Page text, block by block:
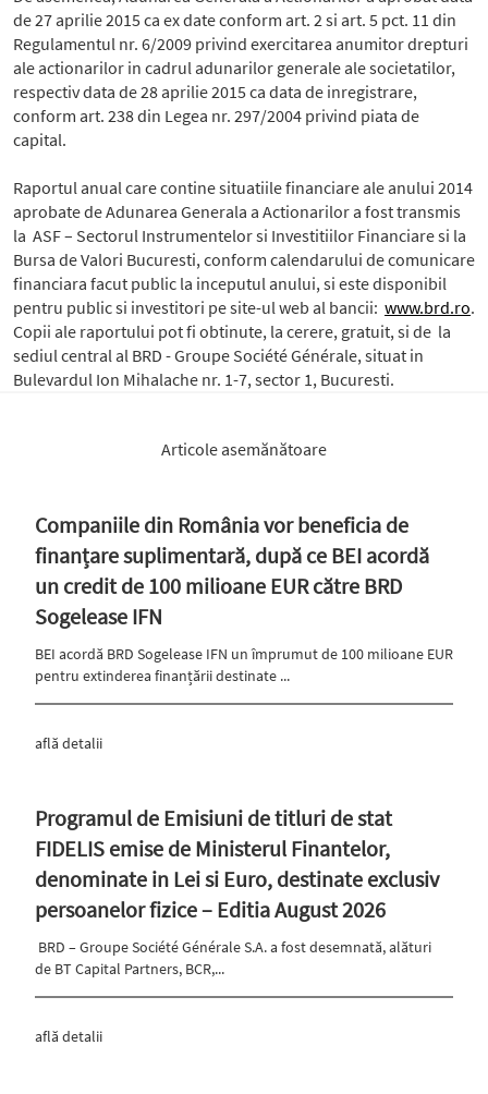
de 27 aprilie 2015 ca ex date conform art. 2 si art. 5 pct. 11 din
Regulamentul nr. 6/2009 privind exercitarea anumitor drepturi
ale actionarilor in cadrul adunarilor generale ale societatilor,
respectiv data de 28 aprilie 2015 ca data de inregistrare,
conform art. 238 din Legea nr. 297/2004 privind piata de
capital.
Raportul anual care contine situatiile financiare ale anului 2014
aprobate de Adunarea Generala a Actionarilor a fost transmis
la ASF – Sectorul Instrumentelor si Investitiilor Financiare si la
Bursa de Valori Bucuresti, conform calendarului de comunicare
financiara facut public la inceputul anului, si este disponibil
pentru public si investitori pe site-ul web al bancii: www.brd.ro.
Copii ale raportului pot fi obtinute, la cerere, gratuit, si de la
sediul central al BRD - Groupe Société Générale, situat in
Bulevardul Ion Mihalache nr. 1-7, sector 1, Bucuresti.
Articole asemănătoare
Companiile din România vor beneficia de
finanțare suplimentară, după ce BEI acordă
un credit de 100 milioane EUR către BRD
Sogelease IFN
BEI acordă BRD Sogelease IFN un împrumut de 100 milioane EUR
pentru extinderea finanțării destinate ...
află detalii
Programul de Emisiuni de titluri de stat
FIDELIS emise de Ministerul Finantelor,
denominate in Lei si Euro, destinate exclusiv
persoanelor fizice – Editia August 2026
BRD – Groupe Société Générale S.A. a fost desemnată, alături
de BT Capital Partners, BCR,...
află detalii